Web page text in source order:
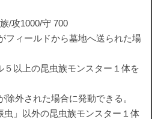
/攻1000/守 700
フィールドから墓地へ送られた場
５以上の昆虫族モンスター１体を
除外された場合に発動できる。
虫」以外の昆虫族モンスター１体